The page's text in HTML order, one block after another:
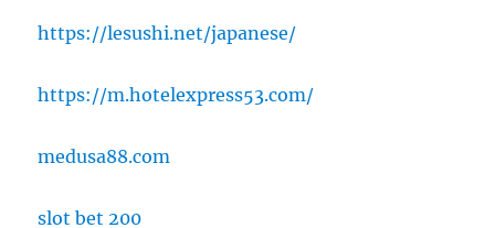
https://lesushi.net/japanese/
https://m.hotelexpress53.com/
medusa88.com
slot bet 200